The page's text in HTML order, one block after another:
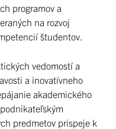
programov a
na rozvoj
študentov.
vedomostí a
a inovatívneho
akademického
predmetov prispeje k